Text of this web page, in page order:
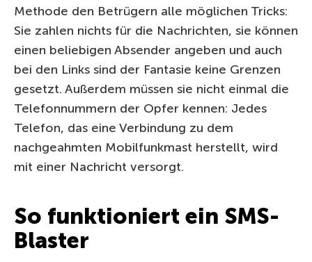
Methode den Betrügern alle möglichen Tricks:
Sie zahlen nichts für die Nachrichten, sie können
einen beliebigen Absender angeben und auch
bei den Links sind der Fantasie keine Grenzen
gesetzt. Außerdem müssen sie nicht einmal die
Telefonnummern der Opfer kennen: Jedes
Telefon, das eine Verbindung zu dem
nachgeahmten Mobilfunkmast herstellt, wird
mit einer Nachricht versorgt.
So funktioniert ein SMS-
Blaster